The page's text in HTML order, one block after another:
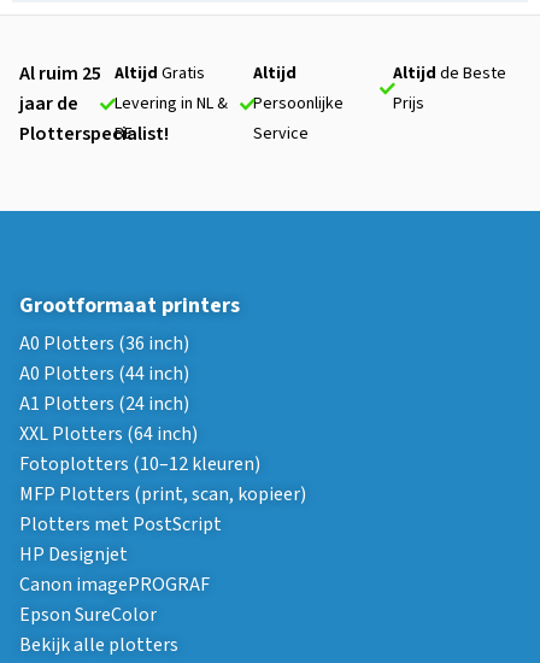
Al ruim 25
jaar de
Plotterspecialist!
Altijd Gratis
Levering in NL &
BE
Altijd
Persoonlijke
Service
Altijdde Beste
Prijs
Grootformaat printers
A0 Plotters (36 inch)
A0 Plotters (44 inch)
A1 Plotters (24 inch)
XXL Plotters (64 inch)
Fotoplotters (10–12 kleuren)
MFP Plotters (print, scan, kopieer)
Plotters met PostScript
HP Designjet
Canon imagePROGRAF
Epson SureColor
Bekijk alle plotters